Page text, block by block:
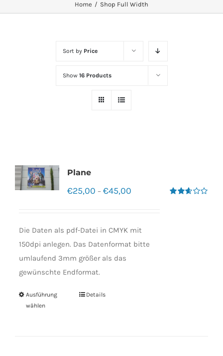
Home / Shop Full Width
Sort by Price
Show 16 Products
Plane
€25,00 – €45,00
Die Daten als pdf-Datei in CMYK mit
150dpi anlegen. Das Datenformat bitte
umlaufend 3mm größer als das
gewünschte Endformat.
Ausführung
wählen
Details